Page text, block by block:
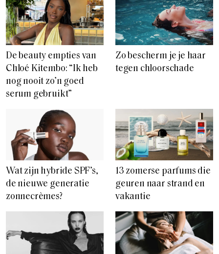
De beauty empties van
Chloé Kitembo: “Ik heb
nog nooit zo’n goed
serum gebruikt”
Zo bescherm je je haar
tegen chloorschade
Wat zijn hybride SPF’s,
de nieuwe generatie
zonnecrèmes?
13 zomerse parfums die
geuren naar strand en
vakantie